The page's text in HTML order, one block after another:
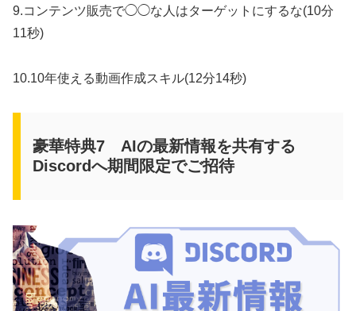
9.コンテンツ販売で◯◯な人はターゲットにするな(10分
11秒)
10.10年使える動画作成スキル(12分14秒)
豪華特典7 AIの最新情報を共有する
Discordへ期間限定でご招待